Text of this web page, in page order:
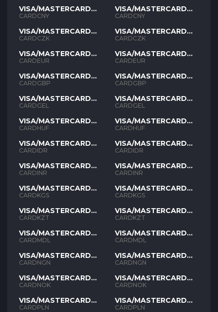
VISA/MASTERCARD
CNY
CARDCNY
VISA/MASTERCARD
CZK
CARDCZK
VISA/MASTERCARD
EUR
CARDEUR
VISA/MASTERCARD
GBP
CARDGBP
VISA/MASTERCARD
GEL
CARDGEL
VISA/MASTERCARD
HUF
CARDHUF
VISA/MASTERCARD
IDR
CARDIDR
VISA/MASTERCARD
INR
CARDINR
VISA/MASTERCARD
KGS
CARDKGS
VISA/MASTERCARD
KZT
CARDKZT
VISA/MASTERCARD
MDL
CARDMDL
VISA/MASTERCARD
NGN
CARDNGN
VISA/MASTERCARD
NOK
CARDNOK
VISA/MASTERCARD
PLN
CARDPLN
VISA/MASTERCARD
CNY
CARDCNY
VISA/MASTERCARD
CZK
CARDCZK
VISA/MASTERCARD
EUR
CARDEUR
VISA/MASTERCARD
GBP
CARDGBP
VISA/MASTERCARD
GEL
CARDGEL
VISA/MASTERCARD
HUF
CARDHUF
VISA/MASTERCARD
IDR
CARDIDR
VISA/MASTERCARD
INR
CARDINR
VISA/MASTERCARD
KGS
CARDKGS
VISA/MASTERCARD
KZT
CARDKZT
VISA/MASTERCARD
MDL
CARDMDL
VISA/MASTERCARD
NGN
CARDNGN
VISA/MASTERCARD
NOK
CARDNOK
VISA/MASTERCARD
PLN
CARDPLN